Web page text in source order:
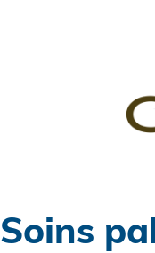
Soins